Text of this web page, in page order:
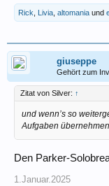
Rick Livia altomania und
giuseppe
Gehört zum
Zitat von Silver: ↑
und wenn’s so
Aufgaben
Den Parker-
1.Januar.2025